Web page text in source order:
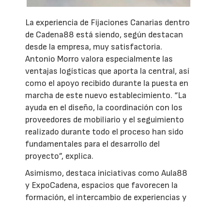
La experiencia de Fijaciones Canarias dentro
de Cadena88 está siendo, según destacan
desde la empresa, muy satisfactoria.
Antonio Morro valora especialmente las
ventajas logísticas que aporta la central, así
como el apoyo recibido durante la puesta en
marcha de este nuevo establecimiento. “La
ayuda en el diseño, la coordinación con los
proveedores de mobiliario y el seguimiento
realizado durante todo el proceso han sido
fundamentales para el desarrollo del
proyecto”, explica.
Asimismo, destaca iniciativas como Aula88
y ExpoCadena, espacios que favorecen la
formación, el intercambio de experiencias y